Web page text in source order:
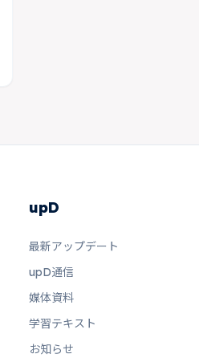
upD
最新アップデート
upD通信
媒体資料
学習テキスト
お知らせ